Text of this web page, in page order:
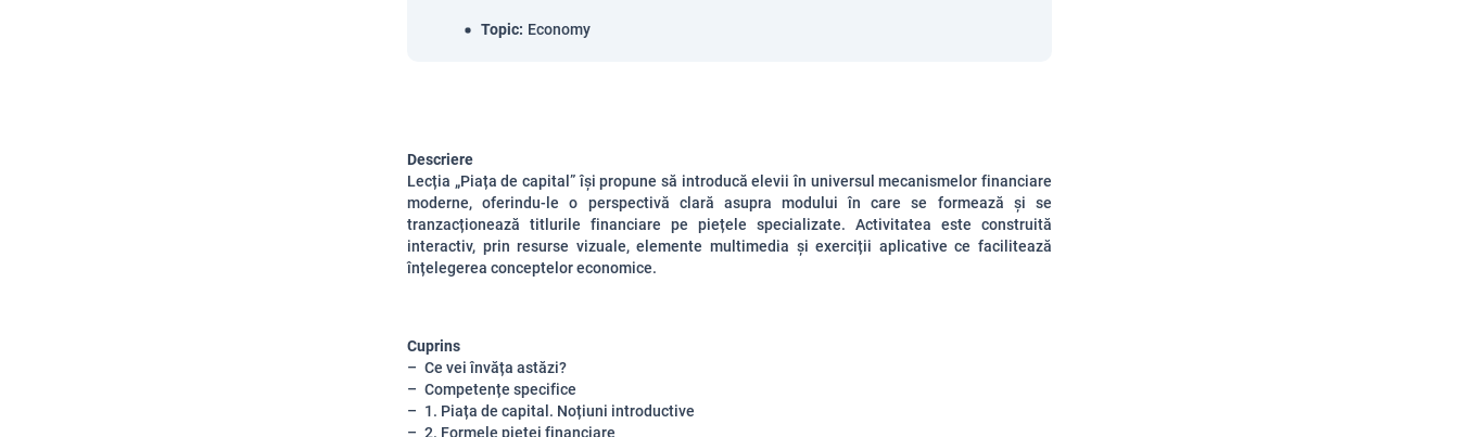
Topic: Economy
Descriere
Lecția „Piața de capital” își propune să introducă elevii în universul mecanismelor financiare
moderne, oferindu-le o perspectivă clară asupra modului în care se formează și se
tranzacționează titlurile financiare pe piețele specializate. Activitatea este construită
interactiv, prin resurse vizuale, elemente multimedia și exerciții aplicative ce facilitează
înțelegerea conceptelor economice.
Cuprins
Ce vei învăța astăzi?
Competențe specifice
1. Piața de capital. Noțiuni introductive
2. Formele pieței financiare